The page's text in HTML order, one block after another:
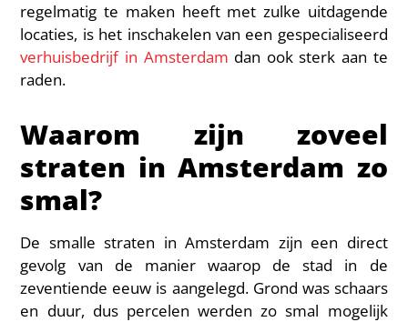
regelmatig te maken heeft met zulke uitdagende
locaties, is het inschakelen van een gespecialiseerd
verhuisbedrijf in Amsterdam dan ook sterk aan te
raden.
Waarom zijn zoveel
straten in Amsterdam zo
smal?
De smalle straten in Amsterdam zijn een direct
gevolg van de manier waarop de stad in de
zeventiende eeuw is aangelegd. Grond was schaars
en duur, dus percelen werden zo smal mogelijk